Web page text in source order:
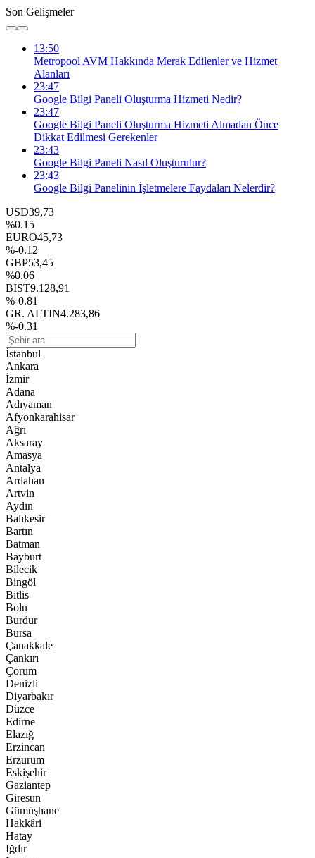
Son Gelişmeler
13:50
Metropool AVM Hakkında Merak Edilenler ve Hizmet
Alanları
23:47
Google Bilgi Paneli Oluşturma Hizmeti Nedir?
23:47
Google Bilgi Paneli Oluşturma Hizmeti Almadan Önce
Dikkat Edilmesi Gerekenler
23:43
Google Bilgi Paneli Nasıl Oluşturulur?
23:43
Google Bilgi Panelinin İşletmelere Faydaları Nelerdir?
USD39,73
%0.15
EURO45,73
%-0.12
GBP53,45
%0.06
BIST9.128,91
%-0.81
GR. ALTIN4.283,86
%-0.31
İstanbul
Ankara
İzmir
Adana
Adıyaman
Afyonkarahisar
Ağrı
Aksaray
Amasya
Antalya
Ardahan
Artvin
Aydın
Balıkesir
Bartın
Batman
Bayburt
Bilecik
Bingöl
Bitlis
Bolu
Burdur
Bursa
Çanakkale
Çankırı
Çorum
Denizli
Diyarbakır
Düzce
Edirne
Elazığ
Erzincan
Erzurum
Eskişehir
Gaziantep
Giresun
Gümüşhane
Hakkâri
Hatay
Iğdır